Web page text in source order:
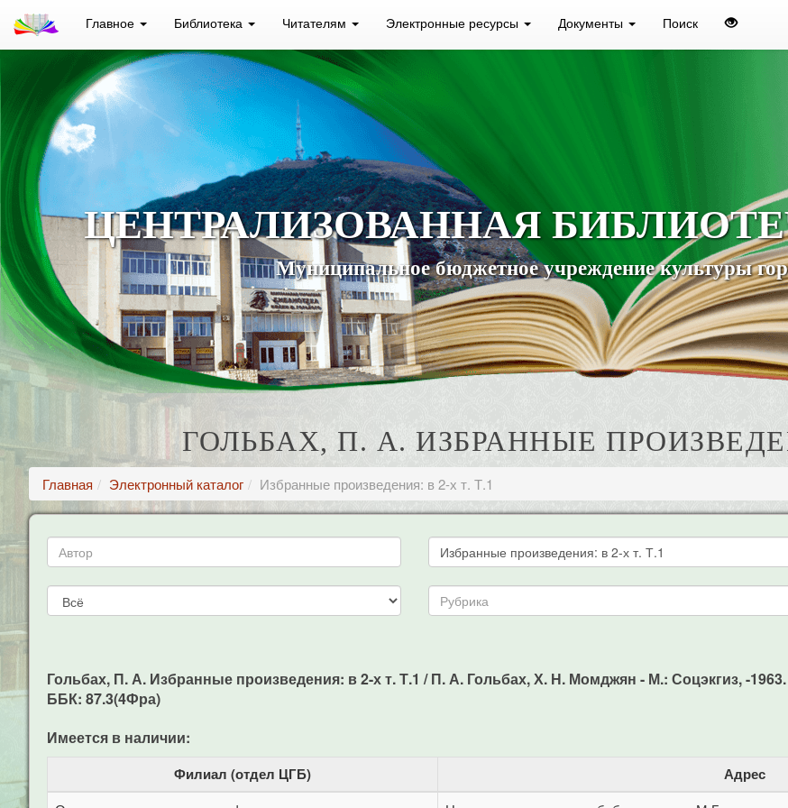
Главное Библиотека Читателям Электронные ресурсы Документы Поиск
ЦЕНТРАЛИЗОВАННАЯ
Муниципальное бюджетное учреждение культуры
ГОЛЬБАХ, П. А. ИЗБРАННЫЕ
Главная Электронный каталог Избранные произведения: в 2-х т. Т.1
Гольбах, П. А. Избранные произведения: в 2-х т. Т.1 / П. А. Гольбах, Х. Н. Момджян - М.: Соцэкгиз, -1963.
ББК: 87.3(4Фра)
Имеется в наличии:
Филиал (отдел ЦГБ) Адрес